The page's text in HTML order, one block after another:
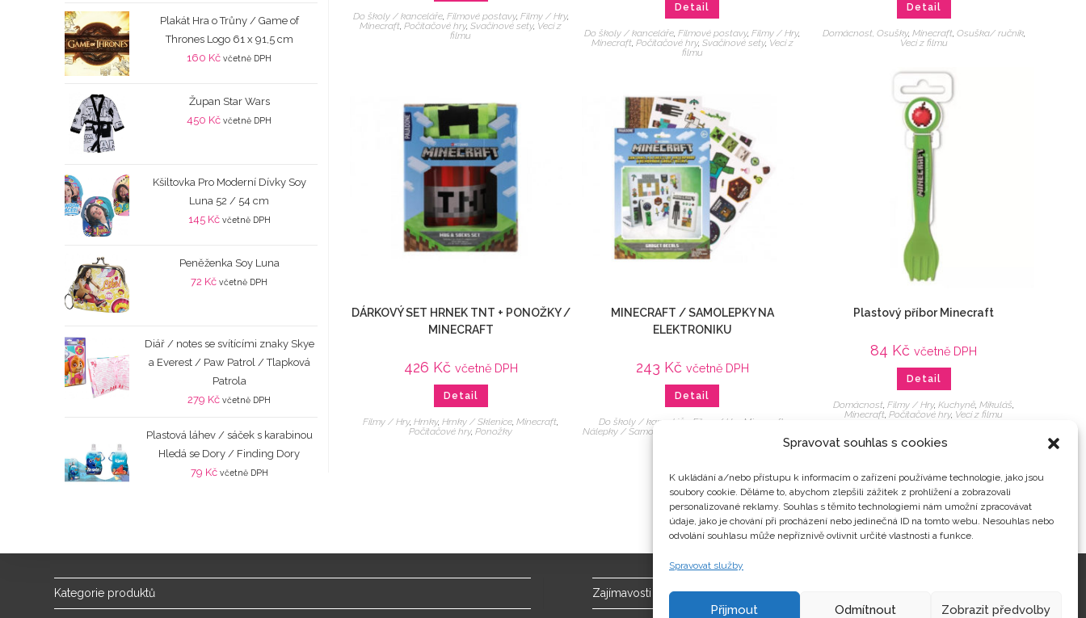
Spravovat souhlas s cookies
K ukládání a/nebo přístupu k informacím o zařízení používáme technologie, jako jsou
soubory cookie. Děláme to, abychom zlepšili zážitek z prohlížení a zobrazovali
personalizované reklamy. Souhlas s těmito technologiemi nám umožní zpracovávat
údaje, jako je chování při procházení nebo jedinečná ID na tomto webu. Nesouhlas nebo
odvolání souhlasu může nepříznivě ovlivnit určité vlastnosti a funkce.
Spravovat služby
Přijmout Odmítnout Zobrazit předvolby
Do školy / kanceláře, Filmové postavy, Filmy / Hry,
Minecraft ,Počítačové hry,Svačinové sety, Veci z
filmu
Detail
Do školy / kanceláře ,Filmové postavy,Filmy / Hry,
Minecraft, Počítačové hry, Svačinové sety, Veci z
filmu
Detail
Domácnost, Osušky, Minecraft, Osuška/ ručník,
Veci z filmu
DÁRKOVÝ SET HRNEK TNT + PONOŽKY /
MINECRAFT
426 Kč včetně DPH
Detail
Filmy / Hry,Hrnky,Hrnky / Sklenice,Minecraft,
Počítačové hry,Ponožky
MINECRAFT / SAMOLEPKY NA
ELEKTRONIKU
243 Kč včetně DPH
Detail
Do školy / kanceláře Filmy / Hry Minecraft
Nálepky / Samolepky
Plastový příbor Minecraft
84 Kč včetně DPH
Detail
Domácnost,Filmy / Hry,Kuchyně,Mikuláš,
Minecraft,Počítačové hry, Veci z filmu
Plakát Hra o Trůny / Game of
Thrones Logo 61 x 91,5 cm
160 Kč včetně DPH
Župan Star Wars
450 Kč včetně DPH
Kšiltovka Pro Moderní Dívky Soy
Luna 52 / 54 cm
145 Kč včetně DPH
Peněženka Soy Luna
72 Kč včetně DPH
Diář / notes se svítícími znaky Skye
a Everest / Paw Patrol / Tlapková
Patrola
279 Kč včetně DPH
Plastová láhev / sáček s karabinou
Hledá se Dory / Finding Dory
79 Kč včetně DPH
Kategorie produktů Zajímavosti